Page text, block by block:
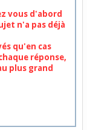
vous d'abord
n'a pas déjà
qu'en cas
réponse,
plus grand